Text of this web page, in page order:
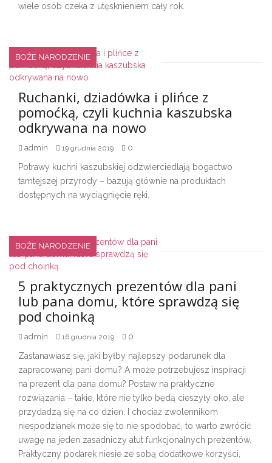
wiele osób czeka z utęsknieniem cały rok.
BOŻE NARODZENIE
Ruchanki, dziadówka i plińce z
pomoćką, czyli kuchnia kaszubska
odkrywana na nowo
admin 19 grudnia 2019 0
Potrawy kuchni kaszubskiej odzwierciedlają bogactwo
tamtejszej przyrody – bazują głównie na produktach
dostępnych na wyciągnięcie ręki.
BOŻE NARODZENIE
5 praktycznych prezentów dla pani
lub pana domu, które sprawdzą się
pod choinką
admin 16 grudnia 2019 0
Zastanawiasz się, jaki byłby najlepszy podarunek dla
zapracowanej pani domu? A może potrzebujesz inspiracji
na prezent dla pana domu? Postaw na praktyczne
rozwiązania – takie, które nie tylko będą cieszyły oko, ale
przydadzą się na co dzień. I chociaż zwolennikom
niespodzianek może się to nie spodobać, to warto zwrócić
uwagę na jeden zasadniczy atut funkcjonalnych prezentów.
Praktyczny podarek niesie ze sobą dodatkowe korzyści,